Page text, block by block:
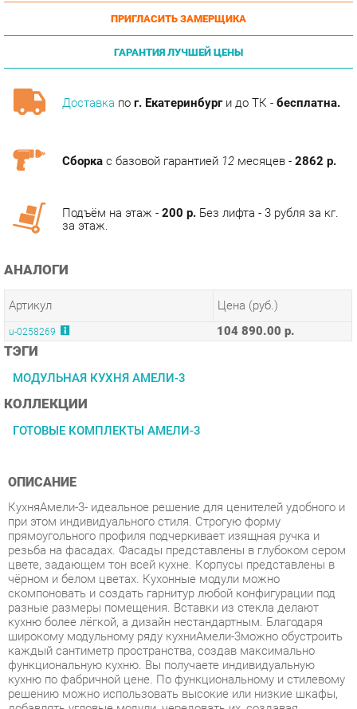
ГАРАНТИЯ ЛУЧШЕЙ ЦЕНЫ
Доставкапог. Екатеринбурги до ТК -бесплатна.
АНАЛОГИ
Артикул
u-0258269 104 890.00 р.
ТЭГИ
МОДУЛЬНАЯ КУХНЯ АМЕЛИ-3
КОЛЛЕКЦИИ
ГОТОВЫЕ КОМПЛЕКТЫ АМЕЛИ-3
ОПИСАНИЕ
прямоугольного профиля подчеркивает изящная ручка и
резьба на фасадах. Фасады представлены в глубоком сером
цвете, задающем тон всей кухне. Корпусы представлены в
чёрном и белом цветах. Кухонные модули можно
скомпоновать и создать гарнитур любой конфигурации под
разные размеры помещения. Вставки из стекла делают
кухню более лёгкой, а дизайн нестандартным. Благодаря
широкому модульному ряду кухниАмели-3можно обустроить
каждый сантиметр пространства, создав максимально
функциональную кухню. Вы получаете индивидуальную
кухню по фабричной цене. По функциональному и стилевому
решению можно использовать высокие или низкие шкафы,
добавлять угловые модули, чередовать их, создавая
необычную композицию. Высокие шкафы - преимущество
коллекции, можно выстроить кухню почти до потолка -
удобно уложить на верхние полки редко используемые вещи.
Стиль - классический, итальянский.